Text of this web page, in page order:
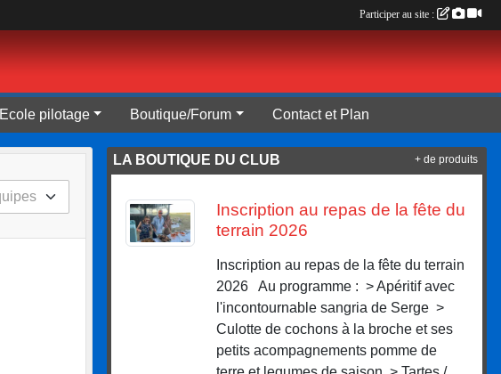
Ecole pilotage Boutique/Forum Contact et Plan
LA BOUTIQUE DU CLUB
Inscription au repas de la fête du
terrain 2026
Inscription au repas de la fête du terrain
2026 Au programme : > Apéritif avec
l'incontournable sangria de Serge >
Culotte de cochons à la broche et ses
petits acompagnements pomme de
+ de produits
Participer au site :